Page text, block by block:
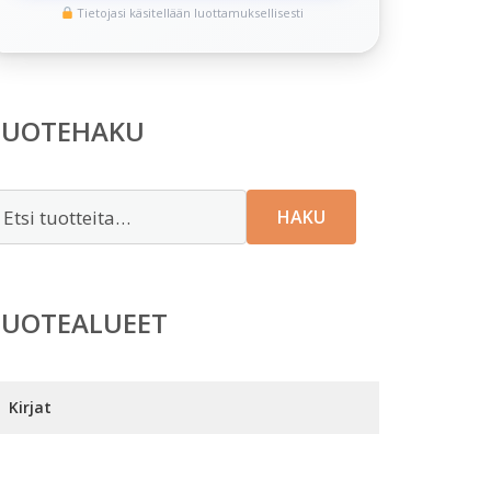
Tietojasi käsitellään luottamuksellisesti
HAKU
Kirjat